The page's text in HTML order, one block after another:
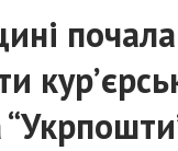
почала